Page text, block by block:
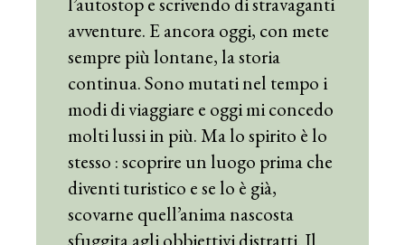
avventure. E ancora oggi, con mete
sempre più lontane, la storia
continua. Sono mutati nel tempo i
modi di viaggiare e oggi mi concedo
molti lussi in più. Ma lo spirito è lo
stesso : scoprire un luogo prima che
diventi turistico e se lo è già,
scovarne quell’anima nascosta
sfuggita agli obbiettivi distratti. Il